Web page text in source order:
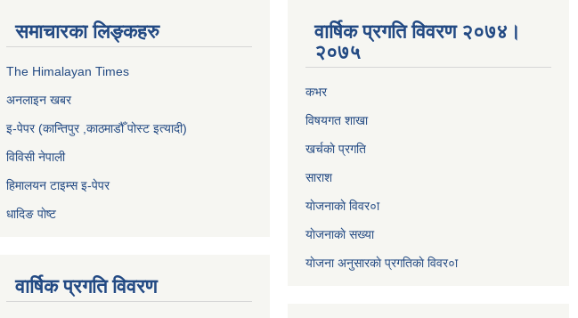
समाचारका लिङ्कहरु
The Himalayan Times
अनलाइन खबर
इ-पेपर (कान्तिपुर ,काठमाडौँ पोस्ट इत्यादी)
विविसी नेपाली
हिमालयन टाइम्स इ-पेपर
धादिङ पाेष्ट
वार्षिक प्रगति विवरण
वार्षिक प्रगति विवरण २०७४।
२०७५
कभर
विषयगत शाखा
खर्चकाे प्रगति
साराश
याेजनाकाे विवर०ा
याेजनाकाे सख्या
याेजना अनुसारकाे प्रगतिकाे विवर०ा